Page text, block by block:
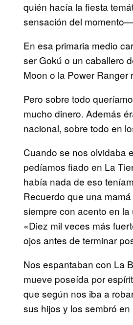
quién hacía la fiesta
sensación del
En esa primaria medio
ser Gokú o un caballero
Moon o la Power Ranger
Pero sobre todo
mucho dinero. Además
nacional, sobre todo en
Cuando se nos olvidaba
pedíamos fiado en La
había nada de eso
Recuerdo que una
siempre con acento en
«Diez mil veces más
ojos antes de terminar
Nos espantaban con La
mueve poseída por
que según nos iba a
sus hijos y los sembró